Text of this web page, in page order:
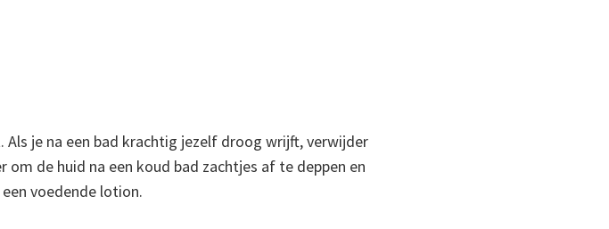
je na een bad krachtig jezelf droog wrijft, verwijder
de huid na een koud bad zachtjes af te deppen en
voedende lotion.